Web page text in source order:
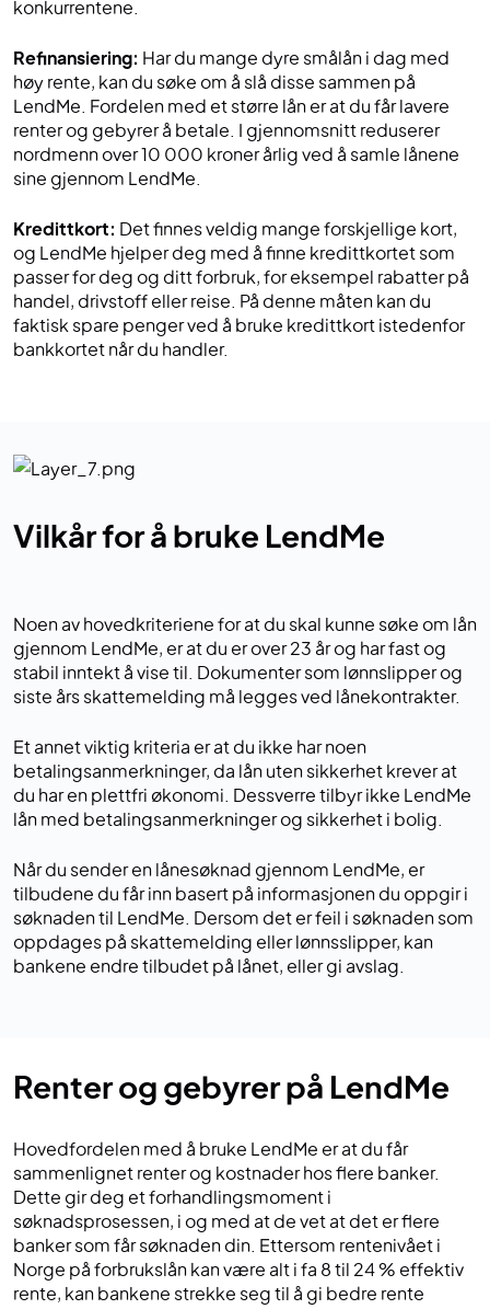
konkurrentene.
Refinansiering: Har du mange dyre smålån i dag med
høy rente, kan du søke om å slå disse sammen på
LendMe. Fordelen med et større lån er at du får lavere
renter og gebyrer å betale. I gjennomsnitt reduserer
nordmenn over 10 000 kroner årlig ved å samle lånene
sine gjennom LendMe.
Kredittkort: Det finnes veldig mange forskjellige kort,
og LendMe hjelper deg med å finne kredittkortet som
passer for deg og ditt forbruk, for eksempel rabatter på
handel, drivstoff eller reise. På denne måten kan du
faktisk spare penger ved å bruke kredittkort istedenfor
bankkortet når du handler.
Vilkår for å bruke LendMe
Noen av hovedkriteriene for at du skal kunne søke om lån
gjennom LendMe, er at du er over 23 år og har fast og
stabil inntekt å vise til. Dokumenter som lønnslipper og
siste års skattemelding må legges ved lånekontrakter.
Et annet viktig kriteria er at du ikke har noen
betalingsanmerkninger, da lån uten sikkerhet krever at
du har en plettfri økonomi. Dessverre tilbyr ikke LendMe
lån med betalingsanmerkninger og sikkerhet i bolig.
Når du sender en lånesøknad gjennom LendMe, er
tilbudene du får inn basert på informasjonen du oppgir i
søknaden til LendMe. Dersom det er feil i søknaden som
oppdages på skattemelding eller lønnsslipper, kan
bankene endre tilbudet på lånet, eller gi avslag.
Renter og gebyrer på LendMe
Hovedfordelen med å bruke LendMe er at du får
sammenlignet renter og kostnader hos flere banker.
Dette gir deg et forhandlingsmoment i
søknadsprosessen, i og med at de vet at det er flere
banker som får søknaden din. Ettersom rentenivået i
Norge på forbrukslån kan være alt i fa 8 til 24 % effektiv
rente, kan bankene strekke seg til å gi bedre rente